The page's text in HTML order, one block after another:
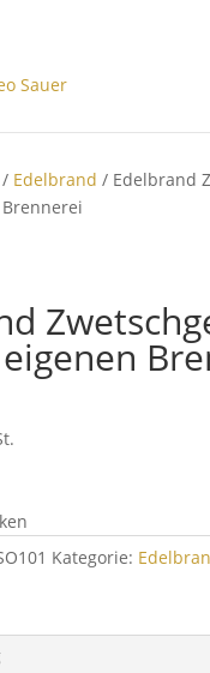
/ Edelbrand / Edelbrand
Kategorie: